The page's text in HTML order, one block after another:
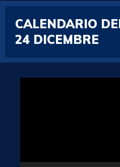
CALENDARIO
24 DICEMBRE